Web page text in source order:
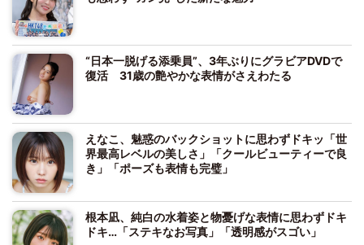
“日本一脱げる添乗員”、3年ぶりにグラビアDVDで
復活 31歳の艶やかな表情がさえわたる
えなこ、魅惑のバックショットに思わずドキッ「世
界最高レベルの美しさ」「クールビューティーで良
き」「ポーズも表情も完璧」
根本凪、純白の水着姿と物憂げな表情に思わずドキ
ドキ…「ステキなお写真」「透明感がスゴい」